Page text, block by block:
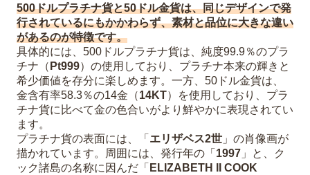
500ドルプラチナ貨と50ドル金貨は、同じデザインで発
行されているにもかかわらず、素材と品位に大きな違い
があるのが特徴です。
具体的には、500ドルプラチナ貨は、純度99.9％のプラ
チナ（ Pt999）の使用しており、プラチナ本来の輝きと
希少価値を存分に楽しめます。一方、50ドル金貨は、
金含有率58.3％の14金（14KT）を使用しており、プラ
チナ貨に比べて金の色合いがより鮮やかに表現されてい
ます。
プラチナ貨の表面には、「 エリザベス2世 」の肖像画が
描かれています。周囲には、発行年の「 1997 」と、ク
ック諸島の名称に因んだ「 ELIZABETH II COOK